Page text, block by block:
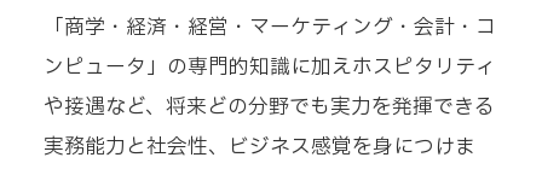
「商学・経済・経営・マーケティング・会計・コ
ンピュータ」の専門的知識に加えホスピタリティ
や接遇など、将来どの分野でも実力を発揮できる
実務能力と社会性、ビジネス感覚を身につけま